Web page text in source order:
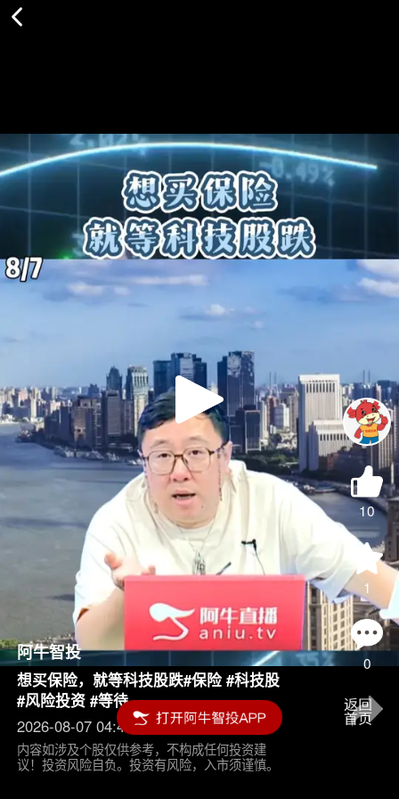
Play
Video
10
1
0
阿牛智投
想买保险，就等科技股跌#保险 #科技股
#风险投资 #等待
2026-08-07 04:45
内容如涉及个股仅供参考，不构成任何投资建
议！投资风险自负。投资有风险，入市须谨慎。